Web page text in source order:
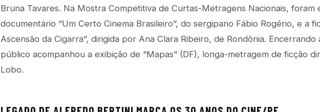
Bruna Tavares. Na Mostra Competitiva de Curtas-Metragens Nacionais, foram
documentário “Um Certo Cinema Brasileiro”, do sergipano Fábio Rogério, e a
Ascensão da Cigarra”, dirigida por Ana Clara Ribeiro, de Rondônia. Encerrando
público acompanhou a exibição de “Mapas” (DF), longa-metragem de ficção
Lobo.